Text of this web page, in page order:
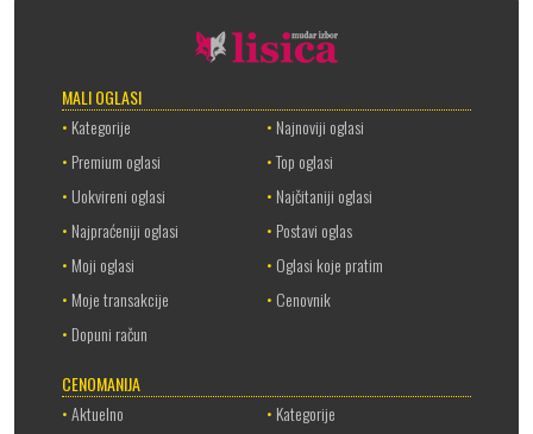
MALI OGLASI
• Kategorije • Najnoviji oglasi
• Premium oglasi •Top oglasi
• Uokvireni oglasi • Najčitaniji oglasi
• Najpraćeniji oglasi • Postavi oglas
• Moji oglasi • Oglasi koje pratim
• Moje transakcije • Cenovnik
• Dopuni račun
CENOMANIJA
•Aktuelno • Kategorije